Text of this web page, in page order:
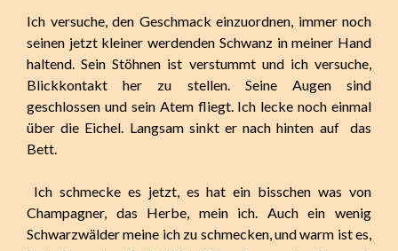
Ich versuche, den Geschmack einzuordnen, immer noch
seinen jetzt kleiner werdenden Schwanz in meiner Hand
haltend. Sein Stöhnen ist verstummt und ich versuche,
Blickkontakt her zu stellen. Seine Augen sind
geschlossen und sein Atem fliegt. Ich lecke noch einmal
über die Eichel. Langsam sinkt er nach hinten auf das
Bett.
Ich schmecke es jetzt, es hat ein bisschen was von
Champagner, das Herbe, mein ich. Auch ein wenig
Schwarzwälder meine ich zu schmecken, und warm ist es,